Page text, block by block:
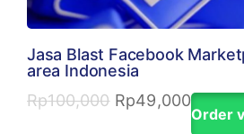
Jasa Blast Facebook
area Indonesia
Rp100,000 Rp49,000
Order